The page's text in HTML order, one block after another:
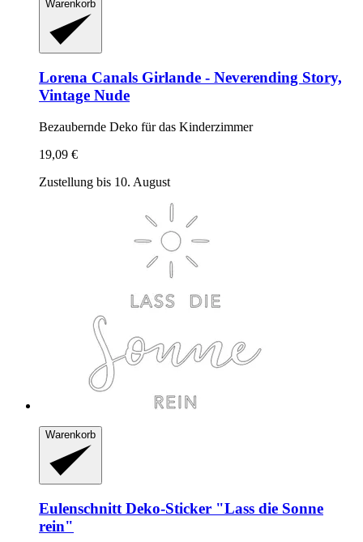
Warenkorb
Lorena Canals Girlande -​ Neverending Story,
Vintage Nude
Bezaubernde Deko für das Kinderzimmer
19,09 €
Zustellung bis 10. August
Warenkorb
Eulenschnitt Deko-​Sticker "Lass die Sonne
rein"